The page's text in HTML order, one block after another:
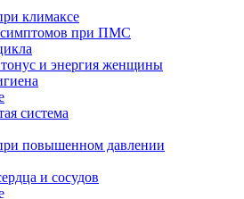
климаксе
симптомов при ПМС
и энергия женщины
система
повышенном давлении
и сосудов